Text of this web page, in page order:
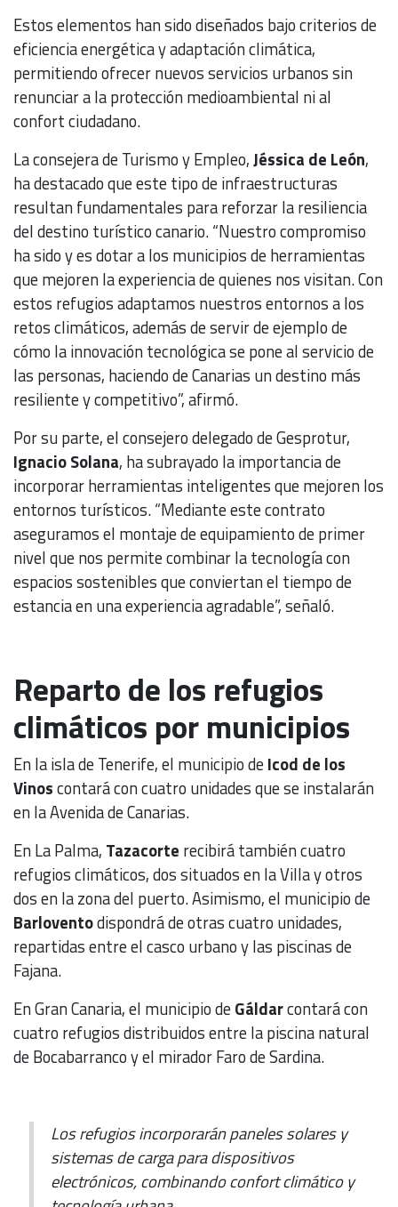
Estos elementos han sido diseñados bajo criterios de
eficiencia energética y adaptación climática,
permitiendo ofrecer nuevos servicios urbanos sin
renunciar a la protección medioambiental ni al
confort ciudadano.
La consejera de Turismo y Empleo,Jéssica de León,
ha destacado que este tipo de infraestructuras
resultan fundamentales para reforzar la resiliencia
del destino turístico canario. “Nuestro compromiso
ha sido y es dotar a los municipios de herramientas
que mejoren la experiencia de quienes nos visitan. Con
estos refugios adaptamos nuestros entornos a los
retos climáticos, además de servir de ejemplo de
cómo la innovación tecnológica se pone al servicio de
las personas, haciendo de Canarias un destino más
resiliente y competitivo”, afirmó.
Por su parte, el consejero delegado de Gesprotur,
Ignacio Solana, ha subrayado la importancia de
incorporar herramientas inteligentes que mejoren los
entornos turísticos. “Mediante este contrato
aseguramos el montaje de equipamiento de primer
nivel que nos permite combinar la tecnología con
espacios sostenibles que conviertan el tiempo de
estancia en una experiencia agradable”, señaló.
Reparto de los refugios
climáticos por municipios
En la isla de Tenerife, el municipio deIcod de los
Vinoscontará con cuatro unidades que se instalarán
en la Avenida de Canarias.
En La Palma, Tazacorte recibirá también cuatro
refugios climáticos, dos situados en la Villa y otros
dos en la zona del puerto. Asimismo, el municipio de
Barloventodispondrá de otras cuatro unidades,
repartidas entre el casco urbano y las piscinas de
Fajana.
En Gran Canaria, el municipio deGáldarcontará con
cuatro refugios distribuidos entre la piscina natural
de Bocabarranco y el mirador Faro de Sardina.
Los refugios incorporarán paneles solares y
sistemas de carga para dispositivos
electrónicos, combinando confort climático y